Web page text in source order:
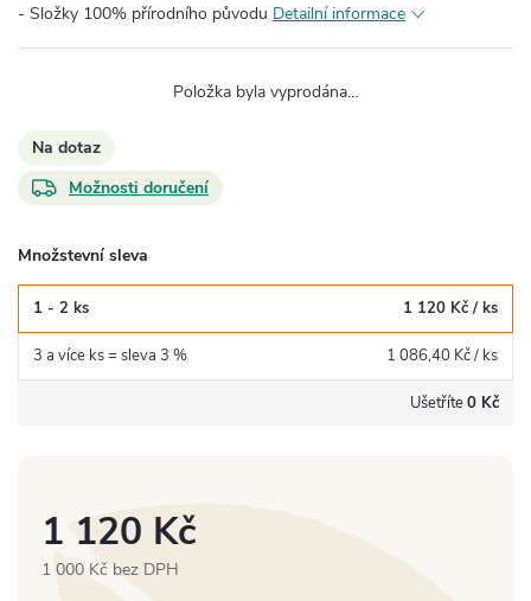
- Složky 100% přírodního původu Detailní informace
Položka byla vyprodána…
Na dotaz
Možnosti doručení
Množstevní sleva
1 - 2 ks 1 120 Kč / ks
3 a více ks = sleva 3 % 1 086,40 Kč/ ks
Ušetříte0 Kč
1 120 Kč
1 000 Kč bez DPH